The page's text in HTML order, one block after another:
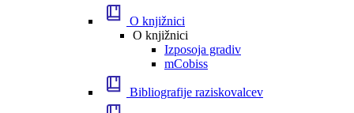
O knjižnici
O knjižnici
Izposoja gradiv
mCobiss
Bibliografije raziskovalcev